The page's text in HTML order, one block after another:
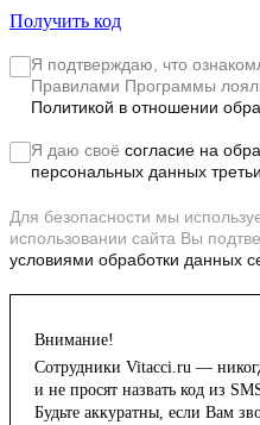
Получить код
Я подтверждаю, что
Правилами Программы
Политикой в отношении
Я даю своё согласие на
персональных данных
Для безопасности мы
использовании сайта Вы
условиями обработки данных
Внимание!
Сотрудники Vitacci.ru —
и не просят назвать код из
Будьте аккуратны, если Вам